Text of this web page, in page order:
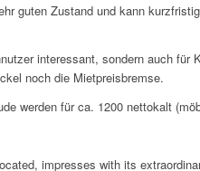
guten Zustand und kann
interessant, sondern auch
noch die Mietpreisbremse.
werden für ca. 1200 nettokalt
impresses with its